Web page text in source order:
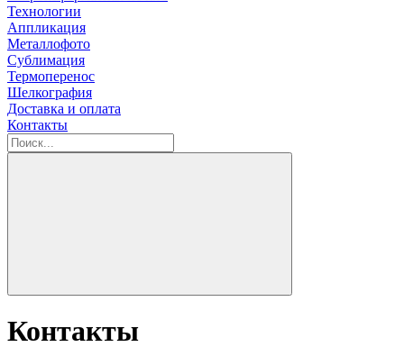
Технологии
Аппликация
Металлофото
Сублимация
Термоперенос
Шелкография
Доставка и оплата
Контакты
Контакты